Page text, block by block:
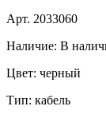
Арт. 2033060
Наличие: В
Цвет: черный
Тип: кабель